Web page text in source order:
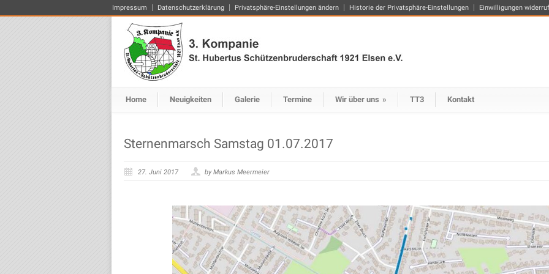
Impressum Datenschutzerklärung Privatsphäre-Einstellungen ändern Historie der Privatsphäre-Einstellungen Einwilligungen
Home Neuigkeiten Galerie Termine Wir über uns » TT3 Kontakt
Sternenmarsch Samstag 01.07.2017
27. Juni 2017 by Markus Meermeier